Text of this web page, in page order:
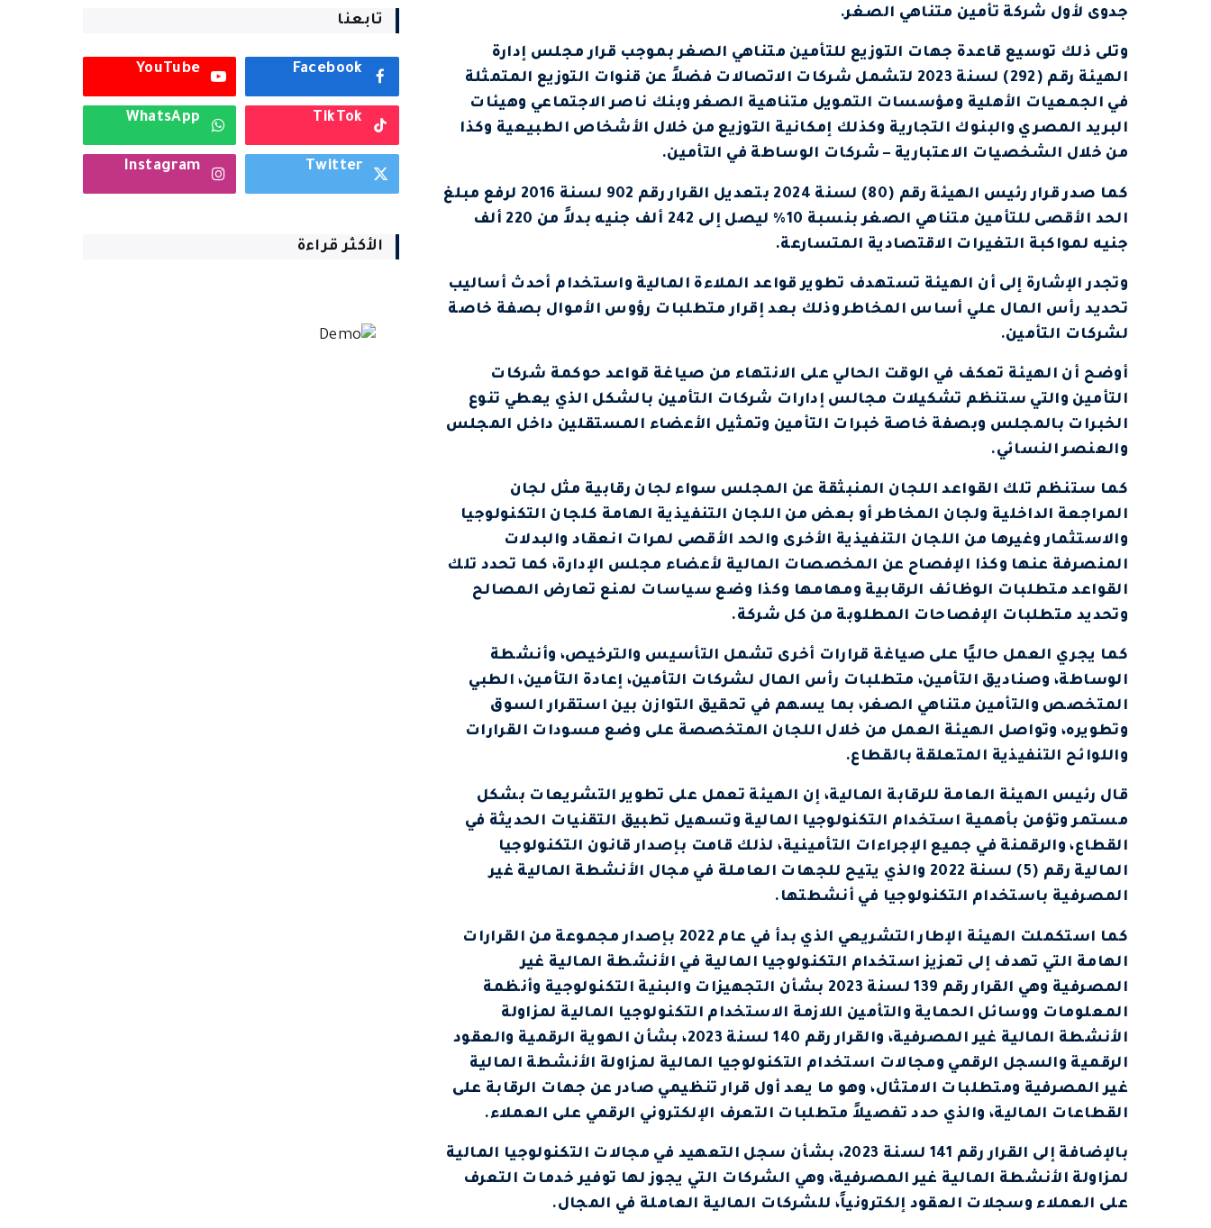
جدوى لأول شركة تأمين متناهي الصغر.
وتلى ذلك توسيع قاعدة جهات التوزيع للتأمين متناهي الصغر بموجب قرار مجلس إدارة
الهيئة رقم (292) لسنة 2023 لتشمل شركات الاتصالات فضلاً عن قنوات التوزيع المتمثلة
في الجمعيات الأهلية ومؤسسات التمويل متناهية الصغر وبنك ناصر الاجتماعي وهيئات
البريد المصري والبنوك التجارية وكذلك إمكانية التوزيع من خلال الأشخاص الطبيعية وكذا
من خلال الشخصيات الاعتبارية – شركات الوساطة في التأمين.
كما صدر قرار رئيس الهيئة رقم (80) لسنة 2024 بتعديل القرار رقم 902 لسنة 2016 لرفع مبلغ
الحد الأقصى للتأمين متناهي الصغر بنسبة 10% ليصل إلى 242 ألف جنيه بدلاً من 220 ألف
جنيه لمواكبة التغيرات الاقتصادية المتسارعة.
وتجدر الإشارة إلى أن الهيئة تستهدف تطوير قواعد الملاءة المالية واستخدام أحدث أساليب
تحديد رأس المال علي أساس المخاطر وذلك بعد إقرار متطلبات رؤوس الأموال بصفة خاصة
لشركات التأمين.
أوضح أن الهيئة تعكف في الوقت الحالي على الانتهاء من صياغة قواعد حوكمة شركات
التأمين والتي ستنظم تشكيلات مجالس إدارات شركات التأمين بالشكل الذي يعطي تنوع
الخبرات بالمجلس وبصفة خاصة خبرات التأمين وتمثيل الأعضاء المستقلين داخل المجلس
والعنصر النسائي.
كما ستنظم تلك القواعد اللجان المنبثقة عن المجلس سواء لجان رقابية مثل لجان
المراجعة الداخلية ولجان المخاطر أو بعض من اللجان التنفيذية الهامة كلجان التكنولوجيا
والاستثمار وغيرها من اللجان التنفيذية الأخرى والحد الأقصى لمرات انعقاد والبدلات
المنصرفة عنها وكذا الإفصاح عن المخصصات المالية لأعضاء مجلس الإدارة، كما تحدد تلك
القواعد متطلبات الوظائف الرقابية ومهامها وكذا وضع سياسات لمنع تعارض المصالح
وتحديد متطلبات الإفصاحات المطلوبة من كل شركة.
كما يجري العمل حاليًا على صياغة قرارات أخرى تشمل التأسيس والترخيص، وأنشطة
الوساطة، وصناديق التأمين، متطلبات رأس المال لشركات التأمين، إعادة التأمين، الطبي
المتخصص والتأمين متناهي الصغر، بما يسهم في تحقيق التوازن بين استقرار السوق
وتطويره، وتواصل الهيئة العمل من خلال اللجان المتخصصة على وضع مسودات القرارات
واللوائح التنفيذية المتعلقة بالقطاع.
قال رئيس الهيئة العامة للرقابة المالية، إن الهيئة تعمل على تطوير التشريعات بشكل
مستمر وتؤمن بأهمية استخدام التكنولوجيا المالية وتسهيل تطبيق التقنيات الحديثة في
القطاع، والرقمنة في جميع الإجراءات التأمينية، لذلك قامت بإصدار قانون التكنولوجيا
المالية رقم (5) لسنة 2022 والذي يتيح للجهات العاملة في مجال الأنشطة المالية غير
المصرفية باستخدام التكنولوجيا في أنشطتها.
كما استكملت الهيئة الإطار التشريعي الذي بدأ في عام 2022 بإصدار مجموعة من القرارات
الهامة التي تهدف إلى تعزيز استخدام التكنولوجيا المالية في الأنشطة المالية غير
المصرفية وهي القرار رقم 139 لسنة 2023 بشأن التجهيزات والبنية التكنولوجية وأنظمة
المعلومات ووسائل الحماية والتأمين اللازمة الاستخدام التكنولوجيا المالية لمزاولة
الأنشطة المالية غير المصرفية، والقرار رقم 140 لسنة 2023، بشأن الهوية الرقمية والعقود
الرقمية والسجل الرقمي ومجالات استخدام التكنولوجيا المالية لمزاولة الأنشطة المالية
غير المصرفية ومتطلبات الامتثال، وهو ما يعد أول قرار تنظيمي صادر عن جهات الرقابة على
القطاعات المالية، والذي حدد تفصيلاً متطلبات التعرف الإلكتروني الرقمي على العملاء.
بالإضافة إلى القرار رقم 141 لسنة 2023، بشأن سجل التعهيد في مجالات التكنولوجيا المالية
لمزاولة الأنشطة المالية غير المصرفية، وهي الشركات التي يجوز لها توفير خدمات التعرف
على العملاء وسجلات العقود إلكترونياً، للشركات المالية العاملة في المجال.
تابعنا
Facebook
YouTube
TikTok
WhatsApp
Twitter
Instagram
الأكثر قراءة